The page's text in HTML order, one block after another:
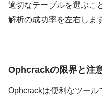
適切なテーブルを選ぶこ
解析の成功率を左右しま
Ophcrackの限界と注
Ophcrackは便利なツール